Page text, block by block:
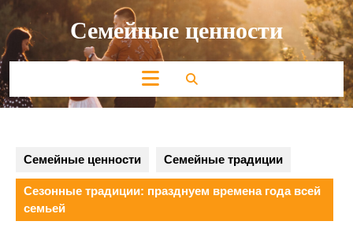
Перейти
содержимому Семейные ценности
Кнопка
Открыть
Семейные ценности Семейные традиции
Сезонные традиции: празднуем времена года всей
семьей